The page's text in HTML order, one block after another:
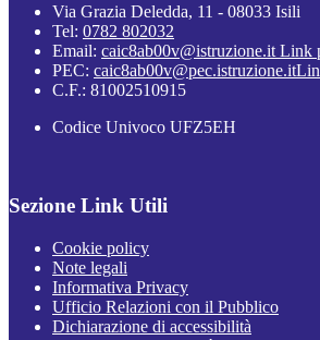
Via Grazia Deledda, 11 - 08033 Isili
Tel: 0782 802032
Email: caic8ab00v@istruzione.it Link
PEC: caic8ab00v@pec.istruzione.it
C.F.: 81002510915
Codice Univoco UFZ5EH
Sezione Link Utili
Cookie policy
Note legali
Informativa Privacy
Ufficio Relazioni con il Pubblico
Dichiarazione di accessibilità